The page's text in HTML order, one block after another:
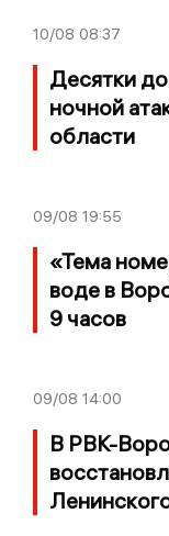
10/08 08:37
Десятки
ночной
области
09/08 19:55
«Тема
воде в
9 часов
09/08 14:00
В РВК-